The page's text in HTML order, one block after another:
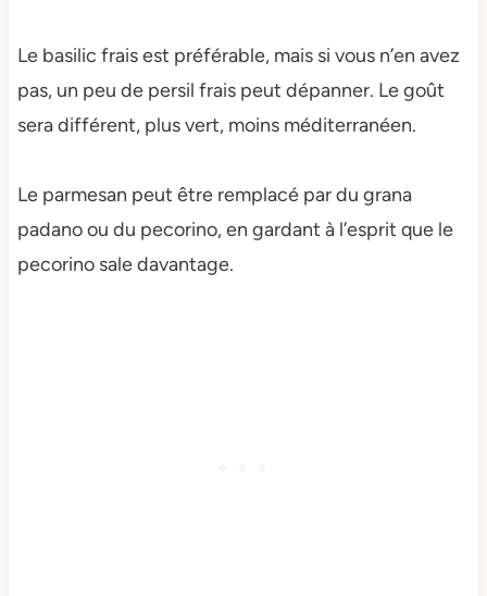
Le basilic frais est préférable, mais si vous n’en avez
pas, un peu de persil frais peut dépanner. Le goût
sera différent, plus vert, moins méditerranéen.
Le parmesan peut être remplacé par du grana
padano ou du pecorino, en gardant à l’esprit que le
pecorino sale davantage.